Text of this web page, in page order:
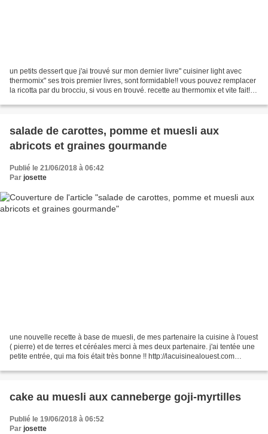
un petits dessert que j'ai trouvé sur mon dernier livre" cuisiner light avec
thermomix" ses trois premier livres, sont formidable!! vous pouvez remplacer
la ricotta par du brocciu, si vous en trouvé. recette au thermomix et vite fait!
salade de carottes, pomme et muesli aux
abricots et graines gourmande
Publié le 21/06/2018 à 06:42
Par josette
une nouvelle recette à base de muesli, de mes partenaire la cuisine à l'ouest
( pierre) et de terres et céréales merci à mes deux partenaire. j'ai tentée une
petite entrée, qui ma fois était très bonne !! http://lacuisinealouest.com
cake au muesli aux canneberge goji-myrtilles
Publié le 19/06/2018 à 06:52
Par josette